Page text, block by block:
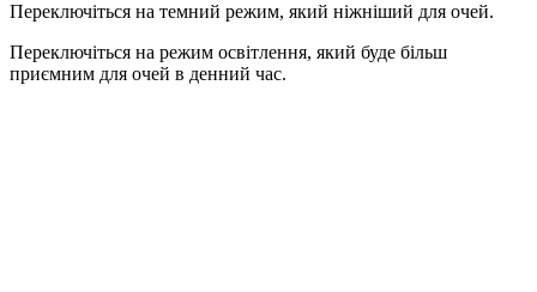
Переключіться на темний режим, який ніжніший для очей.
Переключіться на режим освітлення, який буде більш
приємним для очей в денний час.